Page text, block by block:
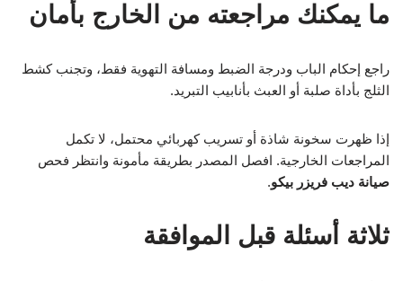
ما يمكنك مراجعته من الخارج بأمان
راجع إحكام الباب ودرجة الضبط ومسافة التهوية فقط، وتجنب كشط
الثلج بأداة صلبة أو العبث بأنابيب التبريد.
إذا ظهرت سخونة شاذة أو تسريب كهربائي محتمل، لا تكمل
المراجعات الخارجية. افصل المصدر بطريقة مأمونة وانتظر فحص
صيانة ديب فريزر بيكو.
ثلاثة أسئلة قبل الموافقة